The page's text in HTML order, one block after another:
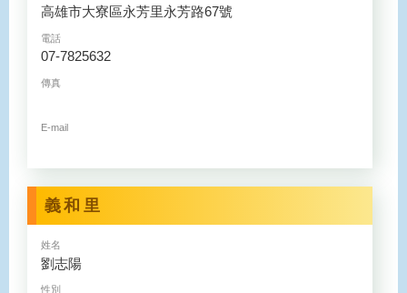
高雄市大寮區永芳里永芳路67號
電話
07-7825632
傳真
E-mail
義和里
姓名
劉志陽
性別